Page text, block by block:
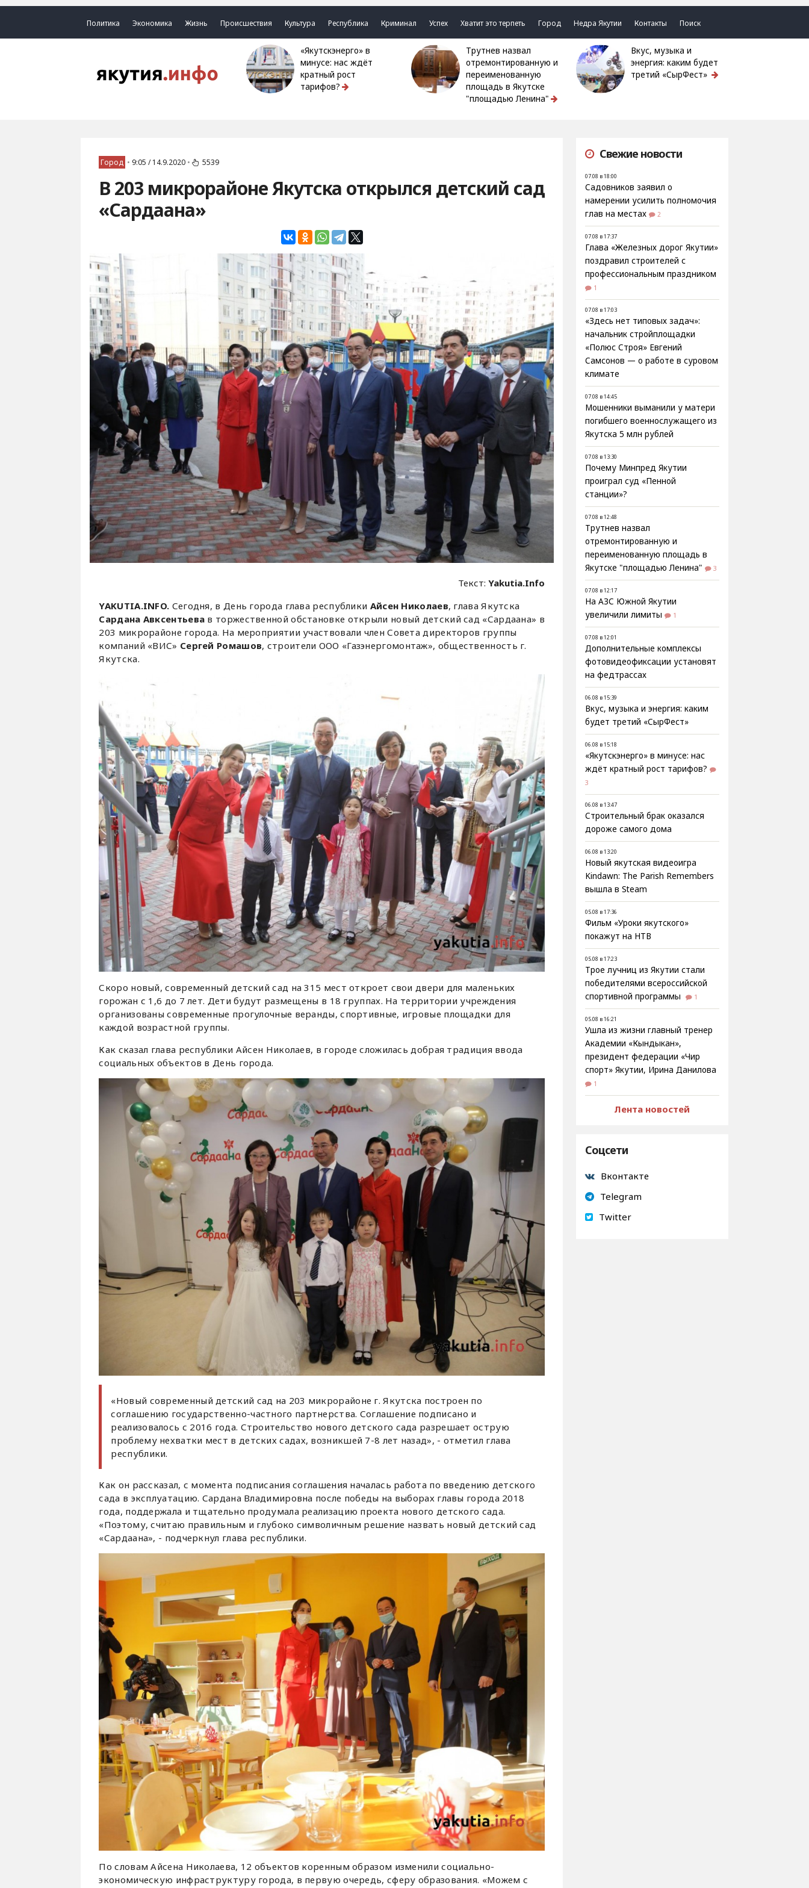
Политика Экономика Жизнь Происшествия Культура Республика Криминал Успех Хватит это терпеть Город Недра Якутии Контакты Поиск
«Якутскэнерго» в
минусе: нас ждёт
кратный рост
тарифов?
Трутнев назвал
отремонтированную и
переименованную
площадь в Якутске
"площадью Ленина"
Вкус, музыка и
энергия: каким будет
третий «СырФест»
Город • 9:05 / 14.9.2020 • 5539
В 203 микрорайоне Якутска открылся детский сад
«Сардаана»
Текст:Yakutia.Info
YAKUTIA.INFO. Сегодня, в День города глава республики Айсен Николаев, глава Якутска
Сардана Авксентьева в торжественной обстановке открыли новый детский сад «Сардаана» в
203 микрорайоне города. На мероприятии участвовали член Совета директоров группы
компаний «ВИС» Сергей Ромашов, строители ООО «Газэнергомонтаж», общественность г.
Якутска.
Скоро новый, современный детский сад на 315 мест откроет свои двери для маленьких
горожан с 1,6 до 7 лет. Дети будут размещены в 18 группах. На территории учреждения
организованы современные прогулочные веранды, спортивные, игровые площадки для
каждой возрастной группы.
Как сказал глава республики Айсен Николаев, в городе сложилась добрая традиция ввода
социальных объектов в День города.
«Новый современный детский сад на 203 микрорайоне г. Якутска построен по
соглашению государственно-частного партнерства. Соглашение подписано и
реализовалось с 2016 года. Строительство нового детского сада разрешает острую
проблему нехватки мест в детских садах, возникшей 7-8 лет назад», - отметил глава
республики.
Как он рассказал, с момента подписания соглашения началась работа по введению детского
сада в эксплуатацию. Сардана Владимировна после победы на выборах главы города 2018
года, поддержала и тщательно продумала реализацию проекта нового детского сада.
«Поэтому, считаю правильным и глубоко символичным решение назвать новый детский сад
«Сардаана», - подчеркнул глава республики.
По словам Айсена Николаева, 12 объектов коренным образом изменили социально-
экономическую инфраструктуру города, в первую очередь, сферу образования. «Можем с
Свежие новости
07.08 в 18:00
Садовников заявил о
намерении усилить полномочия
глав на местах
2
07.08 в 17:37
Глава «Железных дорог Якутии»
поздравил строителей с
профессиональным праздником
1
07.08 в 17:03
«Здесь нет типовых задач»:
начальник стройплощадки
«Полюс Строя» Евгений
Самсонов — о работе в суровом
климате
07.08 в 14:45
Мошенники выманили у матери
погибшего военнослужащего из
Якутска 5 млн рублей
07.08 в 13:30
Почему Минпред Якутии
проиграл суд «Пенной
станции»?
07.08 в 12:48
Трутнев назвал
отремонтированную и
переименованную площадь в
Якутске "площадью Ленина"
3
07.08 в 12:17
На АЗС Южной Якутии
увеличили лимиты
1
07.08 в 12:01
Дополнительные комплексы
фотовидеофиксации установят
на федтрассах
06.08 в 15:39
Вкус, музыка и энергия: каким
будет третий «СырФест»
06.08 в 15:18
«Якутскэнерго» в минусе: нас
ждёт кратный рост тарифов?
3
06.08 в 13:47
Строительный брак оказался
дороже самого дома
06.08 в 13:20
Новый якутская видеоигра
Kindawn: The Parish Remembers
вышла в Steam
05.08 в 17:36
Фильм «Уроки якутского»
покажут на НТВ
05.08 в 17:23
Трое лучниц из Якутии стали
победителями всероссийской
спортивной программы
1
05.08 в 16:21
Ушла из жизни главный тренер
Академии «Кындыкан»,
президент федерации «Чир
спорт» Якутии, Ирина Данилова
1
Лента новостей
Соцсети
Вконтакте
Telegram
Twitter